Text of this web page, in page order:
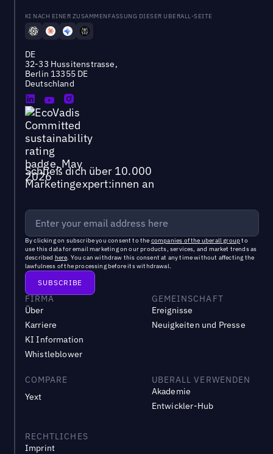
KI NACH EINER ZUSAMMENFASSUNG DIESER UBERALL-SEITE
DE
32-33 Hussitenstrasse,
Berlin 13355 DE
Deutschland
Schließ dich über 10.000
Marketingexpert:innen an
By clicking on subscribe you consent to the companies of the uberall groupto
use this data for email marketing on our products, services, and market trends as
described here. You can withdraw this consent at any time without affecting the
lawfulness of the processing before its withdrawal.
FIRMA
Über
Karriere
KI Information
Whistleblower
GEMEINSCHAFT
Ereignisse
Neuigkeiten und Presse
COMPARE
Yext
UBERALL VERWENDEN
Akademie
Entwickler-Hub
RECHTLICHES
Imprint